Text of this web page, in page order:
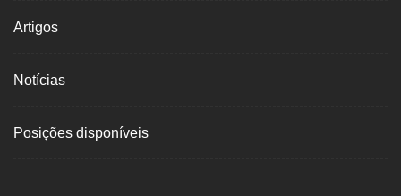
Artigos
Notícias
Posições disponíveis